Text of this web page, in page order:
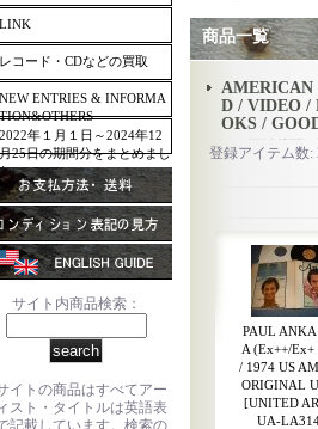
LINK
レコード・CDなどの買取
NEW ENTRIES & INFORMA
2022年１月１日～2024年12
25日の期間分をまとめまし
。
サイト内商品検索：
イトの商品はすべてアー
スト・タイトルは英語表
記載しています。検索の
商品一覧
AMERICAN
D / VIDEO /
OKS /
登録アイテム数:
PAUL
A (Ex++/Ex+
/ 1974 US
ORIGINAL
[UNITED
UA-